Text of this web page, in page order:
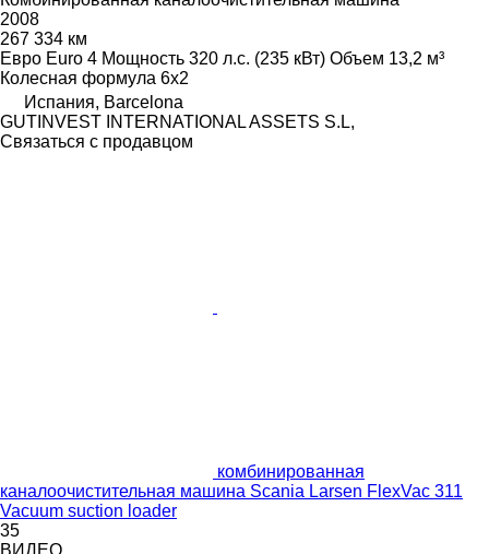
2008
267 334 км
Евро Euro 4 Мощность 320 л.с. (235 кВт) Объем 13,2 м³
Колесная формула 6x2
Испания, Barcelona
GUTINVEST INTERNATIONAL ASSETS S.L,
Связаться с продавцом
комбинированная
каналоочистительная машина Scania Larsen FlexVac 311
Vacuum suction loader
35
ВИДЕО